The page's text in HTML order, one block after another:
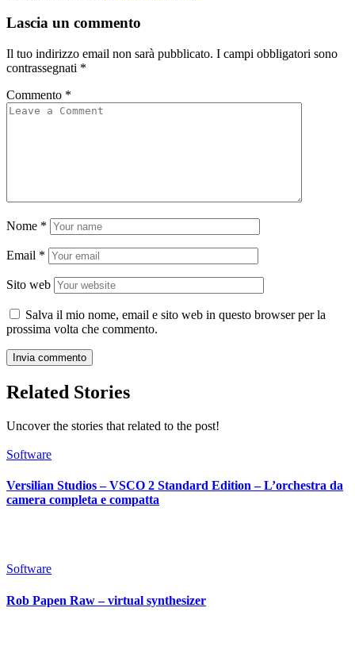
Lascia un commento
Il tuo indirizzo email non sarà pubblicato. I campi obbligatori sono
contrassegnati *
Commento *
Nome *
Email *
Sito web
Salva il mio nome, email e sito web in questo browser per la
prossima volta che commento.
Related Stories
Uncover the stories that related to the post!
Software
Versilian Studios – VSCO 2 Standard Edition – L’orchestra da
camera completa e compatta
Software
Rob Papen Raw – virtual synthesizer